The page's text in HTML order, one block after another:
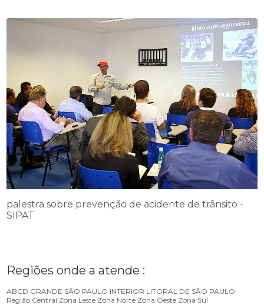
palestra sobre prevenção de acidente de trânsito -
SIPAT
Regiões onde a atende :
ABCD GRANDE SÃO PAULO INTERIOR LITORAL DE SÃO PAULO
Região Central Zona Leste Zona Norte Zona Oeste Zona Sul